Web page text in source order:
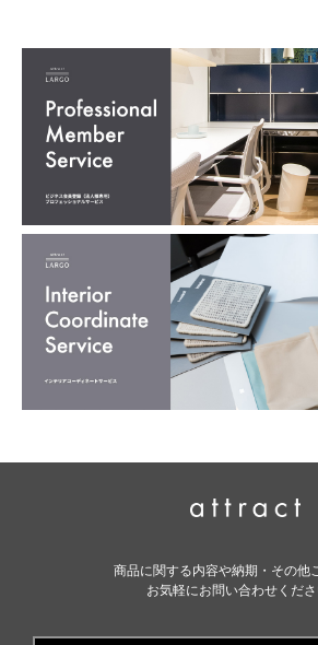
商品に関する内容や納期・その他
お気軽にお問い合わせくださ